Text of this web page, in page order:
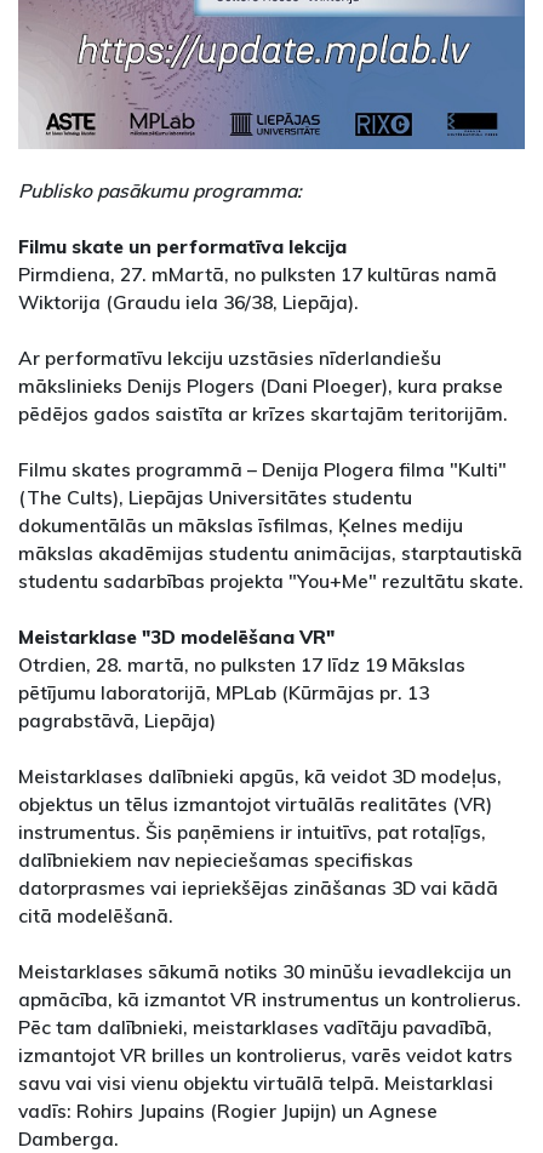
Publisko pasākumu programma:
Filmu skate un performatīva lekcija
Pirmdiena, 27. mMartā, no pulksten 17 kultūras namā
Wiktorija (Graudu iela 36/38, Liepāja).
Ar performatīvu lekciju uzstāsies nīderlandiešu
mākslinieks Denijs Plogers (Dani Ploeger), kura prakse
pēdējos gados saistīta ar krīzes skartajām teritorijām.
Filmu skates programmā – Denija Plogera filma "Kulti"
(The Cults), Liepājas Universitātes studentu
dokumentālās un mākslas īsfilmas, Ķelnes mediju
mākslas akadēmijas studentu animācijas, starptautiskā
studentu sadarbības projekta "You+Me" rezultātu skate.
Meistarklase "3D modelēšana VR"
Otrdien, 28. martā, no pulksten 17 līdz 19 Mākslas
pētījumu laboratorijā, MPLab (Kūrmājas pr. 13
pagrabstāvā, Liepāja)
Meistarklases dalībnieki apgūs, kā veidot 3D modeļus,
objektus un tēlus izmantojot virtuālās realitātes (VR)
instrumentus. Šis paņēmiens ir intuitīvs, pat rotaļīgs,
dalībniekiem nav nepieciešamas specifiskas
datorprasmes vai iepriekšējas zināšanas 3D vai kādā
citā modelēšanā.
Meistarklases sākumā notiks 30 minūšu ievadlekcija un
apmācība, kā izmantot VR instrumentus un kontrolierus.
Pēc tam dalībnieki, meistarklases vadītāju pavadībā,
izmantojot VR brilles un kontrolierus, varēs veidot katrs
savu vai visi vienu objektu virtuālā telpā. Meistarklasi
vadīs: Rohirs Jupains (Rogier Jupijn) un Agnese
Damberga.